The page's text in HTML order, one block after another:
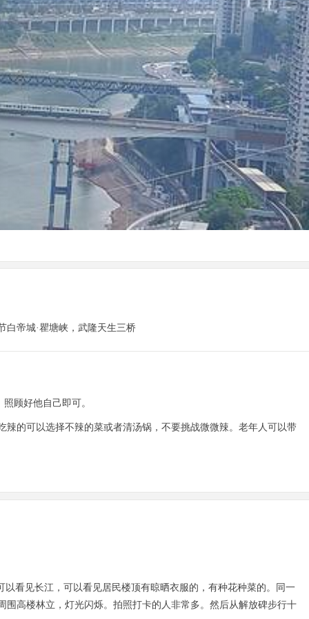
白帝城·瞿塘峡，武隆天生三桥
顾好他自己即可。
的可以选择不辣的菜或者清汤锅，不要挑战微微辣。老年人可以带
看见长江，可以看见居民楼顶有晾晒衣服的，有种花种菜的。同一
高楼林立，灯光闪烁。拍照打卡的人非常多。然后从解放碑步行十